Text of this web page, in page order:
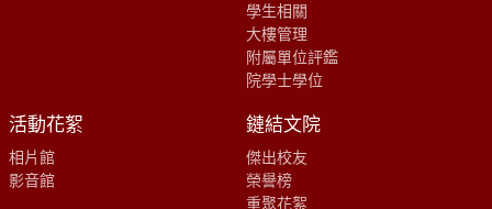
學生相關
大樓管理
附屬單位評鑑
院學士學位
活動花絮
相片館
影音館
鏈結文院
傑出校友
榮譽榜
重聚花絮